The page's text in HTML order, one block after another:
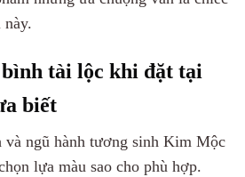
này.
bình tài lộc khi đặt tại
biết
và ngũ hành tương sinh Kim Mộc
lựa màu sao cho phù hợp.